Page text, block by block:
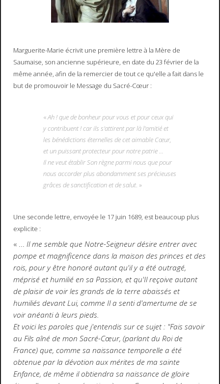
Marguerite-Marie écrivit une première lettre à la Mère de
Saumaise, son ancienne supérieure, en date du 23 février de la
même année, afin de la remercier de tout ce qu'elle a fait dans le
but de promouvoir le Message du Sacré-Cœur :
«Ah ! que de bonheur pour vous et pour ceux qui
y contribuent ! car ils s'attirent par là l'amitié et
les bénédictions éternelles de cet aimable Cœur,
et un puissant protecteur pour notre patrie ...
Il ne veut établir Son règne parmi nous que pour
nous accorder plus abondamment ses précieuses
grâces de sanctification et de salut. »
Une seconde lettre, envoyée le 17 juin 1689, est beaucoup plus
explicite :
« ... Il me semble que Notre-Seigneur désire entrer avec
pompe et magnificence dans la maison des princes et des
rois, pour y être honoré autant qu'il y a été outragé,
méprisé et humilié en sa Passion, et qu'Il reçoive autant
de plaisir de voir les grands de la terre abaissés et
humiliés devant Lui, comme Il a senti d'amertume de se
voir anéanti à leurs pieds.
Et voici les paroles que j'entendis sur ce sujet : "Fais savoir
au Fils aîné de mon Sacré-Cœur, (parlant du Roi de
France) que, comme sa naissance temporelle a été
obtenue par la dévotion aux mérites de ma sainte
Enfance, de même il obtiendra sa naissance de gloire